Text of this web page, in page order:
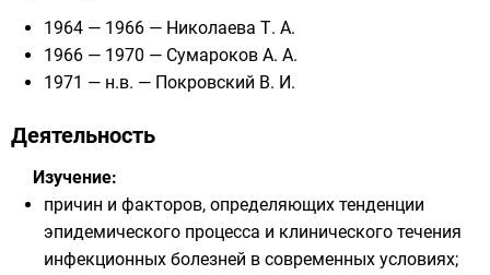
1964 — 1966 — Николаева Т. А.
1966 — 1970 — Сумароков А. А.
1971 — н.в. — Покровский В. И.
Деятельность
Изучение:
причин и факторов, определяющих тенденции
эпидемического процесса и клинического течения
инфекционных болезней в современных условиях;